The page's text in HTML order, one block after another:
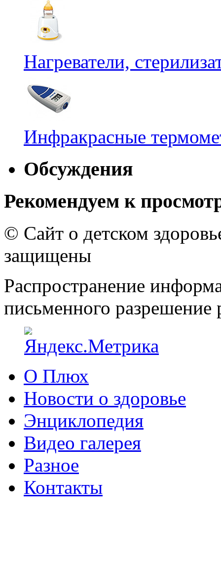
Нагреватели,
Инфракрасные
Обсуждения
Рекомендуем к
© Сайт о детском
защищены
Распространение
письменного разрешение
О Плюх
Новости о здоровье
Энциклопедия
Видео галерея
Разное
Контакты